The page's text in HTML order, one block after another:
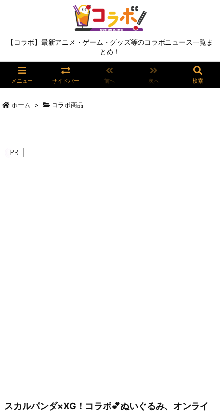
【コラボ】最新アニメ・ゲーム・グッズ等のコラボニュース一覧ま
とめ！
メニュー サイドバー 前へ 次へ 検索
ホーム > コラボ商品
スカルパンダ×XG！コラボ💕ぬいぐるみ、オンライ